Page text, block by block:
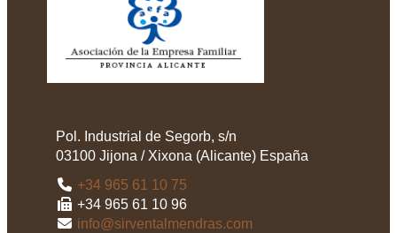
Pol. Industrial de Segorb, s/n
03100 Jijona / Xixona (Alicante) España
+34 965 61 10 75
+34 965 61 10 96
info@sirventalmendras.com